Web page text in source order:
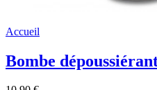
Accueil
Bombe